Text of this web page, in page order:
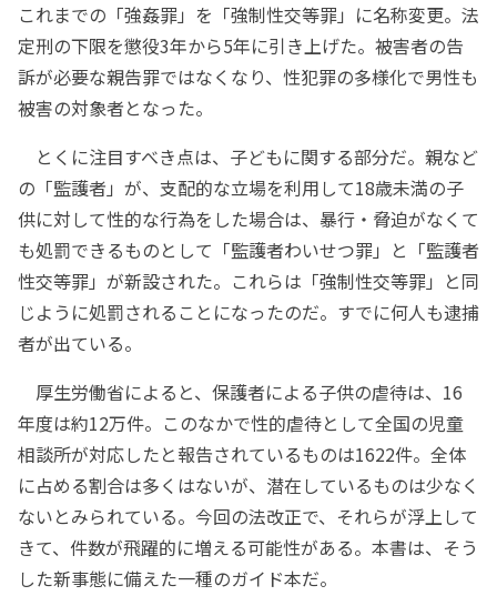
これまでの「強姦罪」を「強制性交等罪」に名称変更。法
定刑の下限を懲役3年から5年に引き上げた。被害者の告
訴が必要な親告罪ではなくなり、性犯罪の多様化で男性も
被害の対象者となった。
とくに注目すべき点は、子どもに関する部分だ。親など
の「監護者」が、支配的な立場を利用して18歳未満の子
供に対して性的な行為をした場合は、暴行・脅迫がなくて
も処罰できるものとして「監護者わいせつ罪」と「監護者
性交等罪」が新設された。これらは「強制性交等罪」と同
じように処罰されることになったのだ。すでに何人も逮捕
者が出ている。
厚生労働省によると、保護者による子供の虐待は、16
年度は約12万件。このなかで性的虐待として全国の児童
相談所が対応したと報告されているものは1622件。全体
に占める割合は多くはないが、潜在しているものは少なく
ないとみられている。今回の法改正で、それらが浮上して
きて、件数が飛躍的に増える可能性がある。本書は、そう
した新事態に備えた一種のガイド本だ。